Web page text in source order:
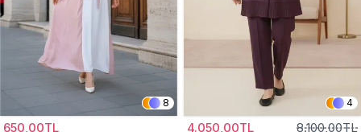
8
650,00TL
4
4.050,00TL 8.100,00TL